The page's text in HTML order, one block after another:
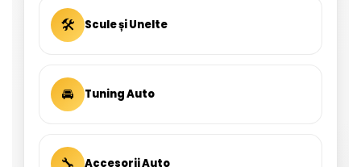
🛠 Scule și Unelte
🚘 Tuning Auto
Accesorii Auto